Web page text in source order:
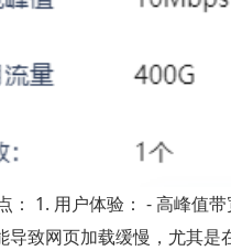
1. 用户体验： - 高峰值
致网页加载缓慢，尤其是